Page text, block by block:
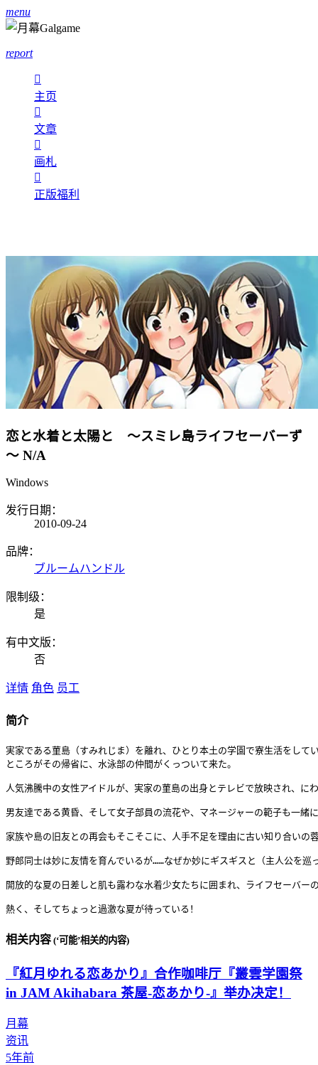
menu
report

主页

文章

画札

正版福利
恋と水着と太陽と ～スミレ島ライフセーバーず
～ N/A
Windows
发行日期：
2010-09-24
品牌：
ブルームハンドル
限制级：
是
有中文版：
否
详情 角色 员工
简介
実家である菫島（すみれじま）を離れ、ひとり本土の学園で寮生活をし
ところがその帰省に、水泳部の仲間がくっついて来た。
人気沸騰中の女性アイドルが、実家の菫島の出身とテレビで放映され、に
男友達である黄昏、そして女子部員の流花や、マネージャーの範子も一緒
家族や島の旧友との再会もそこそこに、人手不足を理由に古い知り合いの
野郎同士は妙に友情を育んでいるが……なぜか妙にギスギスと（主人公を巡
開放的な夏の日差しと肌も露わな水着少女たちに囲まれ、ライフセーバー
相关内容 (‘可能’相关的内容)
『紅月ゆれる恋あかり』合作咖啡厅『叢雲学園祭
in JAM Akihabara 茶屋-恋あかり-』举办决定！
月幕
资讯
5年前